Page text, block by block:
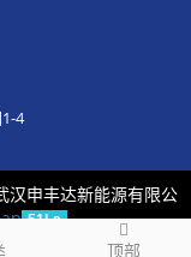
顶部
4
申丰达新能源有限公
51La